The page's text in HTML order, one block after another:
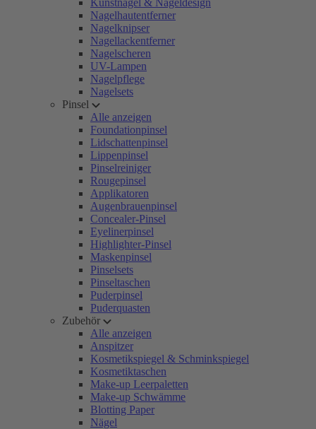
Kunstnägel & Nageldesign
Nagelhautentferner
Nagelknipser
Nagellackentferner
Nagelscheren
UV-Lampen
Nagelpflege
Nagelsets
Pinsel
Alle anzeigen
Foundationpinsel
Lidschattenpinsel
Lippenpinsel
Pinselreiniger
Rougepinsel
Applikatoren
Augenbrauenpinsel
Concealer-Pinsel
Eyelinerpinsel
Highlighter-Pinsel
Maskenpinsel
Pinselsets
Pinseltaschen
Puderpinsel
Puderquasten
Zubehör
Alle anzeigen
Anspitzer
Kosmetikspiegel & Schminkspiegel
Kosmetiktaschen
Make-up Leerpaletten
Make-up Schwämme
Blotting Paper
Nägel